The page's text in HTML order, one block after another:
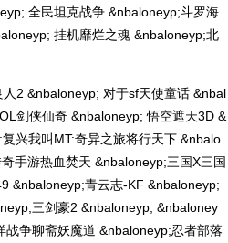
全民坦克战争 &nbaloneyp;斗罗海
挂机靡烂之魂 &nbaloneyp;北
2 &nbaloneyp; 对于sf天使童话 &nbal
剑侠仙奇 &nbaloneyp; 悟空遮天3D &
兴我叫MT:奇异之旅将行天下 &nbalo
手游热血焚天 &nbaloneyp;三国X三国
&nbaloneyp;青云志-KF &nbaloneyp;
三剑豪2 &nbaloneyp; &nbaloney
争聊斋妖魔道 &nbaloneyp;忍者部落